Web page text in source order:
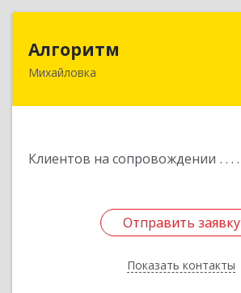
Алгоритм
Михайловка
Клиентов на сопровождении
Отправить заявку
Показать контакты
Отправить заявку
Назад